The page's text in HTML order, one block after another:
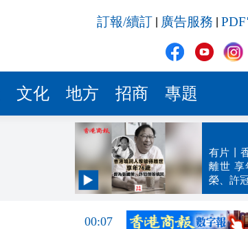
訂報/續訂 廣告服務
文化 地方 招商 專題
有片丨
離世 享
榮、許
00:19
00:07